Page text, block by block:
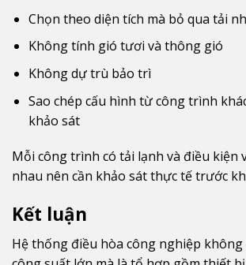
Chọn theo diện tích mà bỏ qua tải
Không tính gió tươi và thông gió
Không dự trù bảo trì
Sao chép cấu hình từ công trình
khảo sát
Mỗi công trình có tải lạnh và điều kiện
nhau nên cần khảo sát thực tế trước
Kết luận
Hệ thống điều hòa công nghiệp không